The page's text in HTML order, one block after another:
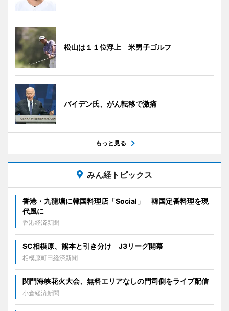
松山は１１位浮上 米男子ゴルフ
バイデン氏、がん転移で激痛
もっと見る
みん経トピックス
香港・九龍塘に韓国料理店「Social」 韓国定番料理を現
代風に
香港経済新聞
SC相模原、熊本と引き分け J3リーグ開幕
相模原町田経済新聞
関門海峡花火大会、無料エリアなしの門司側をライブ配信
小倉経済新聞